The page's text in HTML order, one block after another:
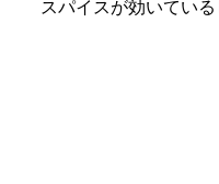
スパイスが効いている